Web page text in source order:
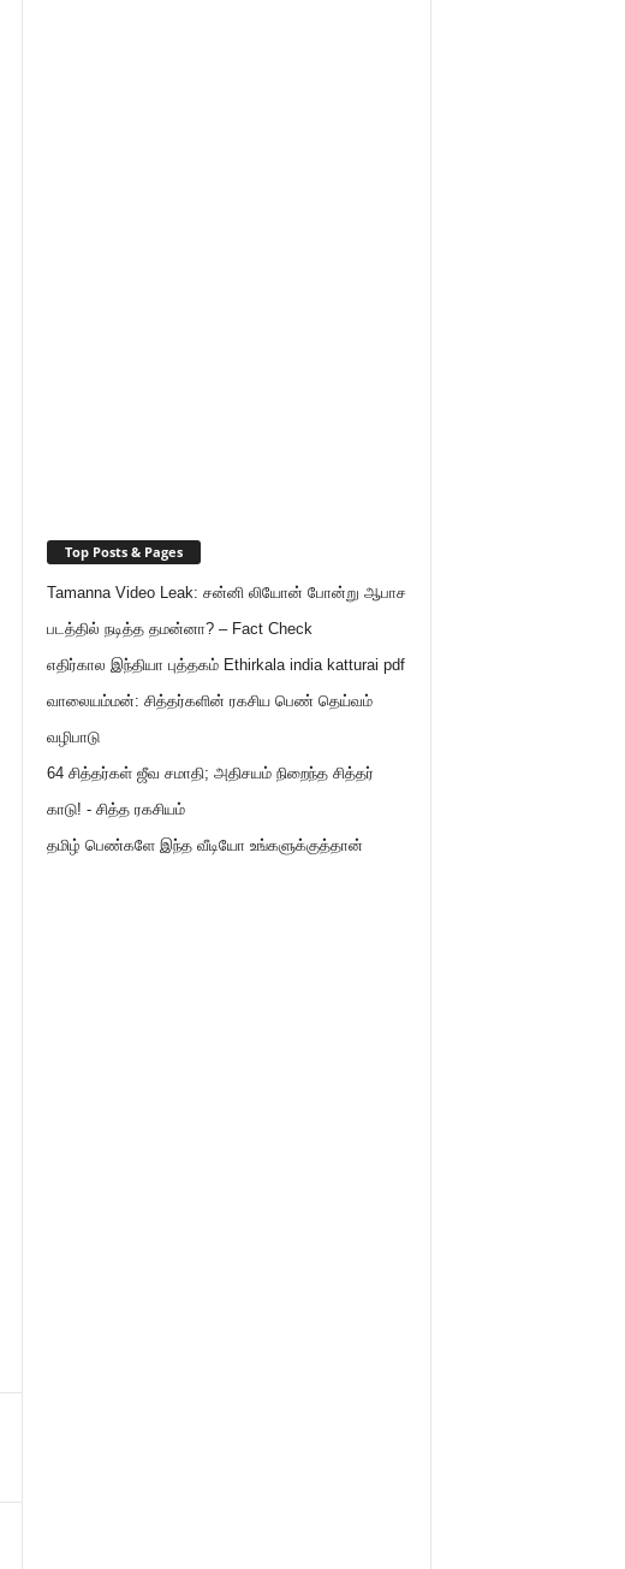
Top Posts & Pages
Tamanna Video Leak: சன்னி லியோன் போன்று ஆபாச
படத்தில் நடித்த தமன்னா? – Fact Check
எதிர்கால இந்தியா புத்தகம் Ethirkala india katturai pdf
வாலையம்மன்: சித்தர்களின் ரகசிய பெண் தெய்வம்
வழிபாடு
64 சித்தர்கள் ஜீவ சமாதி; அதிசயம் நிறைந்த சித்தர்
காடு! - சித்த ரகசியம்
தமிழ் பெண்களே இந்த வீடியோ உங்களுக்குத்தான்